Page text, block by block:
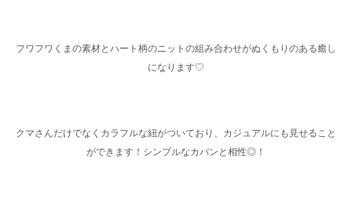
フワフワくまの素材とハート柄のニットの組み合わせがぬくもりのある癒し
になります♡
クマさんだけでなくカラフルな紐がついており、カジュアルにも見せること
ができます！シンプルなカバンと相性◎！